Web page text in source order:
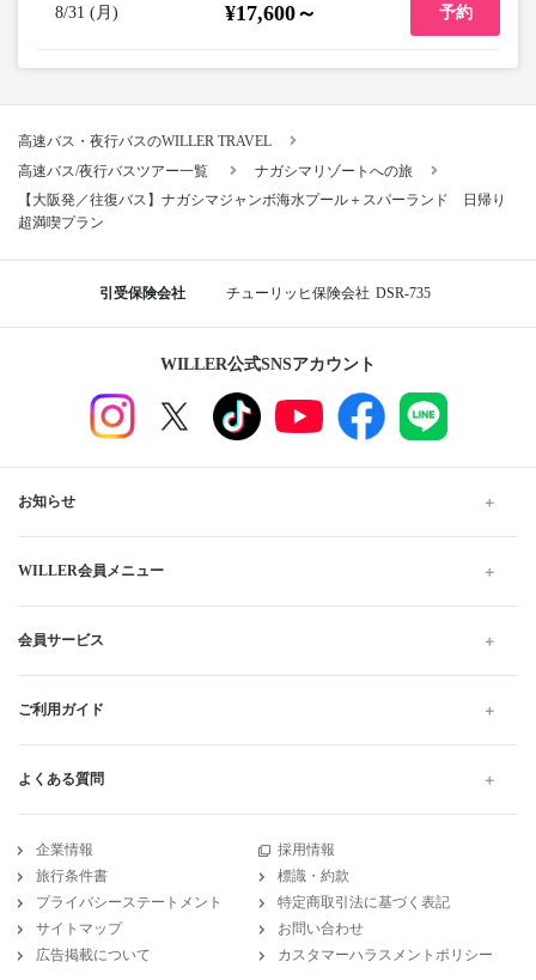
8/31 (月) ¥17,600～ 予約
高速バス・夜行バスのWILLER TRAVEL
高速バス/夜行バスツアー一覧
ナガシマリゾートへの旅
【大阪発／往復バス】ナガシマジャンボ海水プール＋スパーランド 日帰り
超満喫プラン
引受保険会社 チューリッヒ保険会社 DSR-735
WILLER公式SNSアカウント
お知らせ
WILLER会員メニュー
会員サービス
ご利用ガイド
よくある質問
企業情報
採用情報
旅行条件書
標識・約款
プライバシーステートメント
特定商取引法に基づく表記
サイトマップ
お問い合わせ
広告掲載について
カスタマーハラスメントポリシー